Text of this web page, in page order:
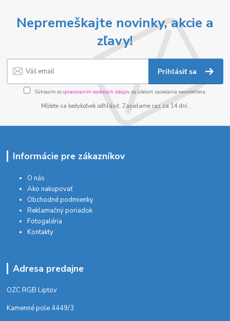
Nepremeškajte novinky, akcie a
zľavy!
Prihlásiť sa
Súhlasím sospracovaním osobných údajov za účelom zasielania newslettera.
Môžete sa kedykoľvek odhlásiť. Zasielame raz za 14 dní.
Informácie pre zákazníkov
O nás
Ako nakupovať
Obchodné podmienky
Reklamačný poriadok
Fotogaléria
Kontakty
Adresa predajne
OZC RGB Liptov
Kamenné pole 4449/3